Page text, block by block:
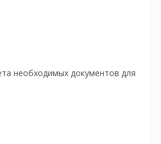
необходимых документов для